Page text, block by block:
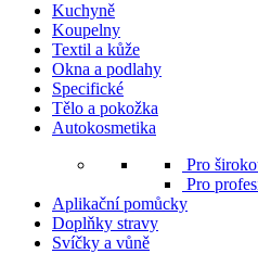
Kuchyně
Koupelny
Textil a kůže
Okna a podlahy
Specifické
Tělo a pokožka
Autokosmetika
Pro
Pro
Aplikační pomůcky
Doplňky stravy
Svíčky a vůně